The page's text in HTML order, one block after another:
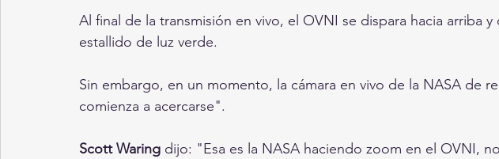
Al final de la transmisión en vivo, el OVNI se dispara hacia arriba
estallido de luz verde.
Sin embargo, en un momento, la cámara en vivo de la NASA de
comienza a acercarse".
Scott Waring dijo: "Esa es la NASA haciendo zoom en el OVNI,